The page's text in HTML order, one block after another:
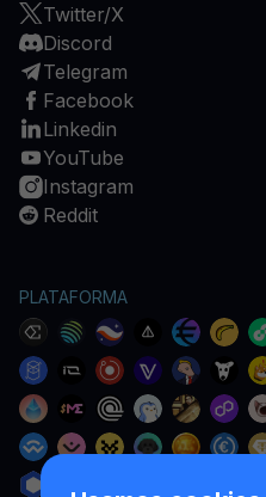
Twitter/X
Discord
Telegram
Facebook
Linkedin
YouTube
Instagram
Reddit
PLATAFORMA